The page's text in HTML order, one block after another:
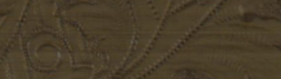
Impresos menores